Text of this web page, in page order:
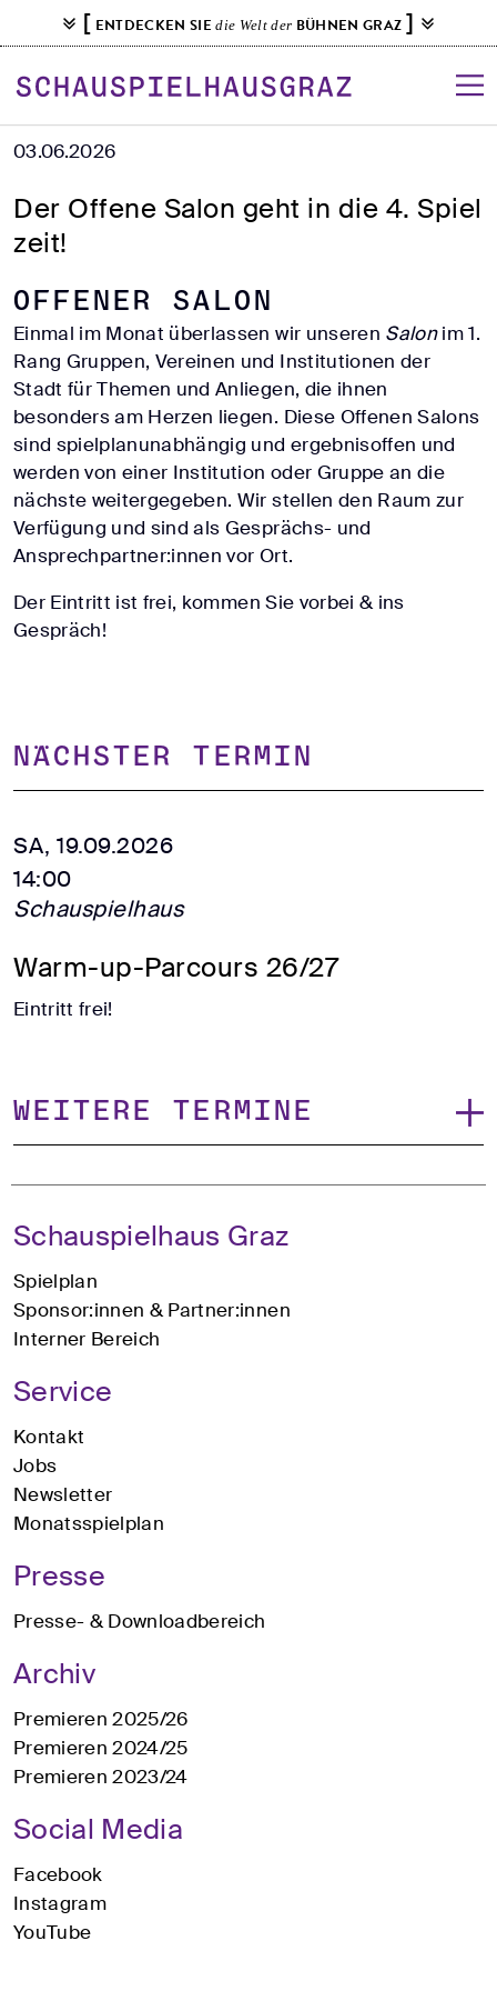
k
p
t
o
e
n
t
[ ENTDECKEN SIEdie Welt der BÜHNEN GRAZ ]
03.06.2026
Der Offene Salon geht in die 4. Spiel
zeit!
Offener Salon
Einmal im Monat überlassen wir unseren Salonim 1.
Rang Gruppen, Vereinen und Institutionen der
Stadt für Themen und Anliegen, die ihnen
besonders am Herzen liegen. Diese Offenen Salons
sind spielplanunabhängig und ergebnisoffen und
werden von einer Institution oder Gruppe an die
nächste weitergegeben. Wir stellen den Raum zur
Verfügung und sind als Gesprächs- und
Ansprechpartner:innen vor Ort.
Der Eintritt ist frei, kommen Sie vorbei & ins
Gespräch!
Nächster Termin
SA, 19.09.2026
14:00
Schauspielhaus
Warm-up-Parcours 26/27
Eintritt frei!
Weitere Termine
Schauspielhaus Graz
Spielplan
Sponsor:innen & Partner:innen
Interner Bereich
Service
Kontakt
Jobs
Newsletter
Monatsspielplan
Presse
Presse- & Downloadbereich
Archiv
Premieren 2025/26
Premieren 2024/25
Premieren 2023/24
Social Media
Facebook
Instagram
YouTube